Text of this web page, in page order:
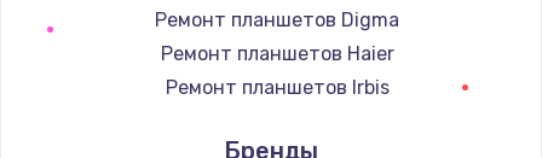
Заказать
Восстановление данных
Ремонт планшетов Digma
Ремонт планшетов Haier
Ремонт планшетов Irbis
Бренды